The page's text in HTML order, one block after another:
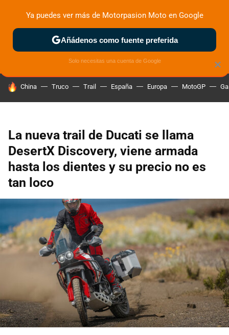
ZONA DE PRUEBAS DEPORTIVAS MOTOS ELÉCTRICAS
HOY SE HABLA DE
China Truco Trail España Europa MotoGP
La nueva trail de Ducati se llama
DesertX Discovery, viene armada
hasta los dientes y su precio no es
tan loco
×
Ya puedes ver más de Motorpasion Moto en Google
Añádenos como fuente preferida
Solo necesitas una cuenta de Google